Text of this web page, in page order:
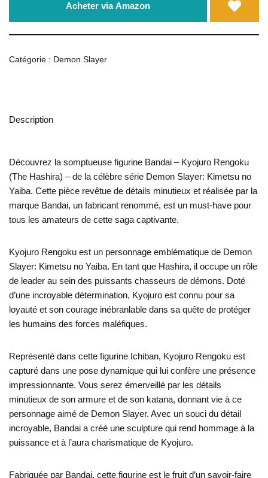
Acheter via Amazon
Catégorie : Demon Slayer
Description
Découvrez la somptueuse figurine Bandai – Kyojuro Rengoku
(The Hashira) – de la célèbre série Demon Slayer: Kimetsu no
Yaiba. Cette pièce revêtue de détails minutieux et réalisée par la
marque Bandai, un fabricant renommé, est un must-have pour
tous les amateurs de cette saga captivante.
Kyojuro Rengoku est un personnage emblématique de Demon
Slayer: Kimetsu no Yaiba. En tant que Hashira, il occupe un rôle
de leader au sein des puissants chasseurs de démons. Doté
d’une incroyable détermination, Kyojuro est connu pour sa
loyauté et son courage inébranlable dans sa quête de protéger
les humains des forces maléfiques.
Représenté dans cette figurine Ichiban, Kyojuro Rengoku est
capturé dans une pose dynamique qui lui confère une présence
impressionnante. Vous serez émerveillé par les détails
minutieux de son armure et de son katana, donnant vie à ce
personnage aimé de Demon Slayer. Avec un souci du détail
incroyable, Bandai a créé une sculpture qui rend hommage à la
puissance et à l’aura charismatique de Kyojuro.
Fabriquée par Bandai, cette figurine est le fruit d’un savoir-faire